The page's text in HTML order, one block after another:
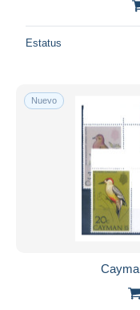
Estatus
Nuevo